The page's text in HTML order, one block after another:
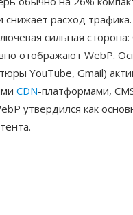
снижает расход
сильная сторона:
отображают WebP.
YouTube, Gmail)
CDN-платформами,
утвердился как